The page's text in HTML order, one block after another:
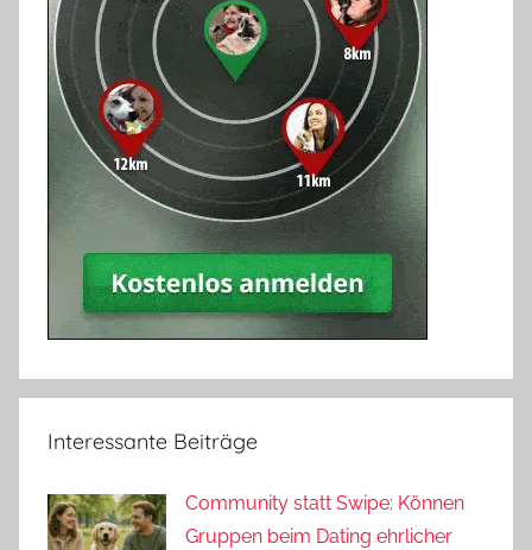
Interessante Beiträge
Community statt Swipe: Können
Gruppen beim Dating ehrlicher